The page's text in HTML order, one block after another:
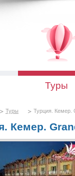
Туры
Туры Турция. Кемер.
Кемер.